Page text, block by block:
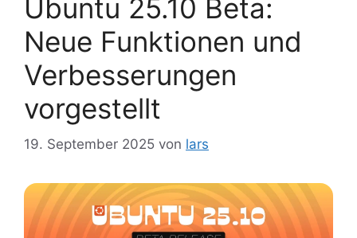
Ubuntu 25.10 Beta:
Neue Funktionen und
Verbesserungen
vorgestellt
19. September 2025 von lars